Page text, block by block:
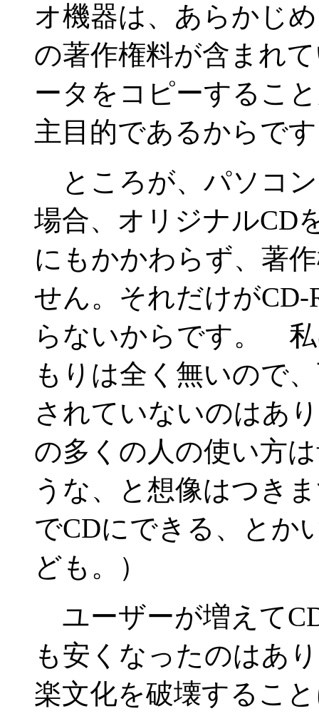
オ機器は、あらかじ
の著作権料が含まれ
ータをコピーするこ
主目的であるからで
ところが、パソコ
場合、オリジナルCD
にもかかわらず、著
せん。それだけが
らないからです。
もりは全く無いので
されていないのはあ
の多くの人の使い方
うな、と想像はつき
でCDにできる、とか
ども。）
ユーザーが増えて
も安くなったのはあ
楽文化を破壊するこ